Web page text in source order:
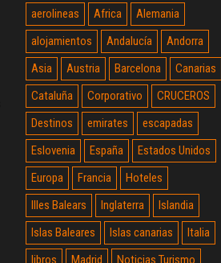
aerolineas Africa
Alemania
alojamientos
Andalucía
Andorra
Asia
Austria Barcelona
Canarias
Cataluña
Corporativo
CRUCEROS
Destinos
emirates
escapadas
Eslovenia
España
Estados Unidos
Europa
Francia
Hoteles
Illes Balears
Inglaterra
Islandia
Islas Baleares
Islas canarias
Italia
libros
Madrid
Noticias Turismo